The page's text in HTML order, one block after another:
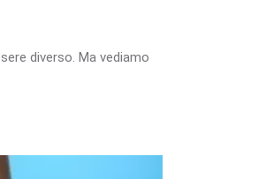
diverso. Ma vediamo